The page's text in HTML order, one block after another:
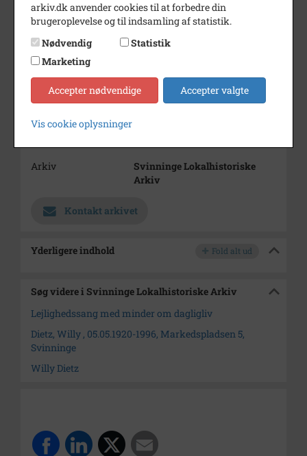
Arkivskaber
Dietz, Willy
Markedspladsen 5, svinninge
Født/stiftet
Død/nedlagt
1996
Årstal
Arkiv
Svinninge Lokalhistoriske
Arkiv
Kontakt arkivet
Yderligere indhold Fold alt ud
Søg videre i Svinninge Lokalhistoriske Arkiv
Lejlighedssang med minder om dagligliv
Dietz, Willy , 05.05.1920-1996, Markedspladsen 5,
Svinninge
Willy Dietz
arkiv.dk anvender cookies til at forbedre din
brugeroplevelse og til indsamling af statistik.
Nødvendig
Statistik
Marketing
Accepter nødvendige Accepter valgte
Vis cookie oplysninger